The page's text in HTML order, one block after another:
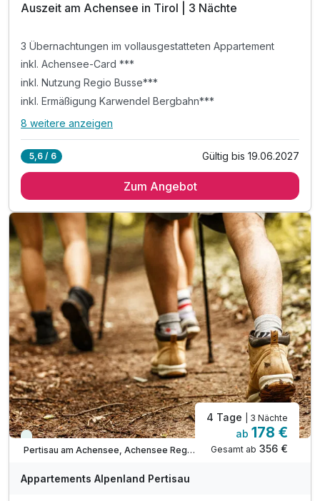
Ausstattung
Für 7 Tage
Appartement Premium
Auszeit am Achensee in Tirol | 3 Nächte
3 Übernachtungen im vollausgestatteten Appartement
inkl. Achensee-Card ***
inkl. Nutzung Regio Busse***
inkl. Ermäßigung Karwendel Bergbahn***
Alle Inklusivleistungen
inkl. Achensee-Card ***
inkl. Ermäßigung Karwendel Bergbahn***
inkl. Nutzung Langlaufloipen WINTER***
inkl. digitale Gästemappe: Infos zur Region
inkl. Achensee Wanderprogramm SOMMER***
inkl. Ermäßigung Achenseeschifffahrt SOMMER***
Tipp: Brötchenservice auf Bestellung
Tipp: Achensee wenige Minuten zu Fuß erreichbar
ACHTUNG: Endreinigung & OT nicht inkludiert**
ACHTUNG: Aufpreis 3te & 4te Person*
8 weitere anzeigen
5,6 / 6 Gültig bis 19.06.2027
Zum Angebot
Viele Termine frei
Pertisau am Achensee, Achensee Region
4 Tage | 3 Nächte
ab 178 €
Gesamt ab 356 €
Appartements Alpenland Pertisau